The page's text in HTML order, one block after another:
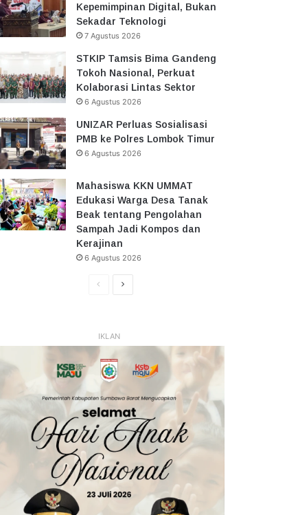
Kepemimpinan Digital, Bukan
Sekadar Teknologi
7 Agustus 2026
STKIP Tamsis Bima Gandeng
Tokoh Nasional, Perkuat
Kolaborasi Lintas Sektor
6 Agustus 2026
UNIZAR Perluas Sosialisasi
PMB ke Polres Lombok Timur
6 Agustus 2026
Mahasiswa KKN UMMAT
Edukasi Warga Desa Tanak
Beak tentang Pengolahan
Sampah Jadi Kompos dan
Kerajinan
6 Agustus 2026
HalamanHalaman
IKLAN